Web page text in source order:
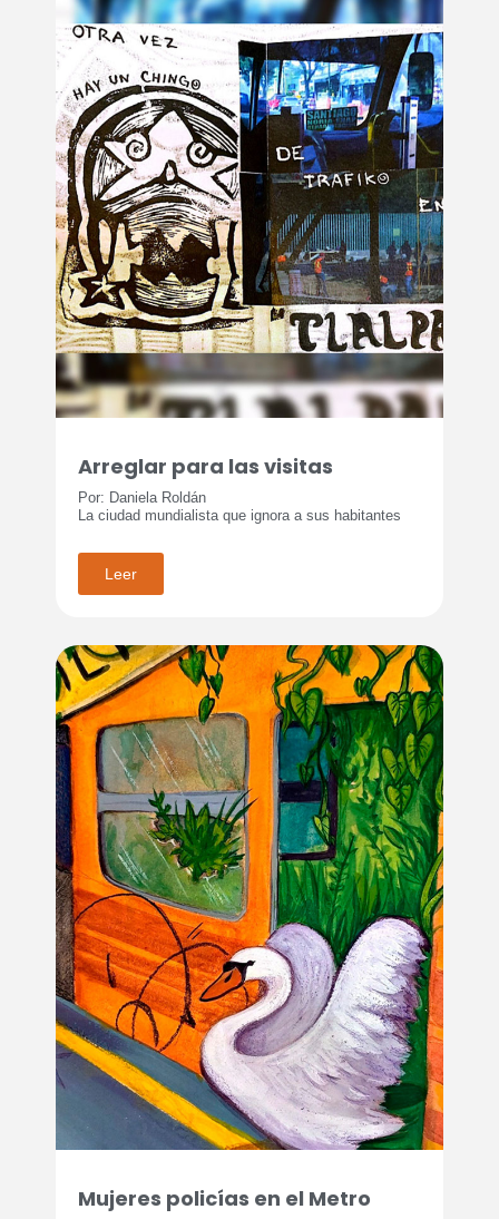
Arreglar para las visitas
Por: Daniela Roldán
La ciudad mundialista que ignora a sus habitantes
Leer
Mujeres policías en el Metro